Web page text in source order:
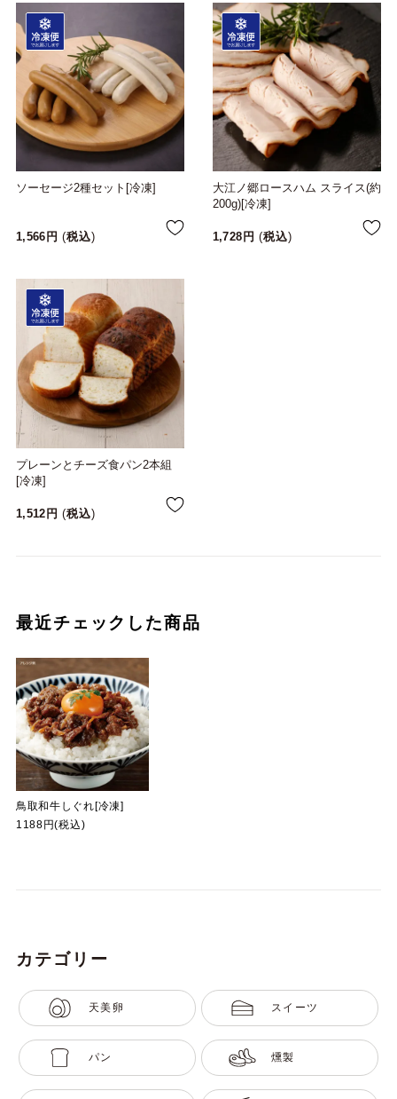
ソーセージ2種セット[冷凍]
1,566 税込
大江ノ郷ロースハム スライス(約
200g)[冷凍]
1,728 税込
プレーンとチーズ食パン2本組
[冷凍]
1,512 税込
最近チェックした商品
鳥取和牛しぐれ[冷凍]
1188円(税込)
カテゴリー
天美卵 スイーツ
パン 燻製